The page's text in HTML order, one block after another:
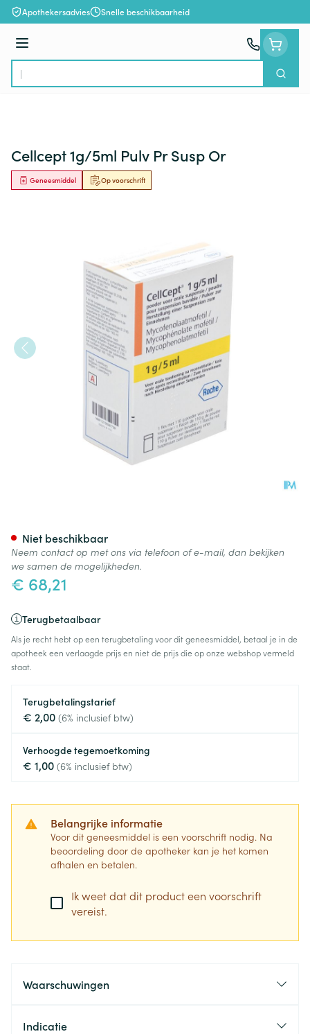
Ga naar de inhoud
Apothekersadvies Snelle beschikbaarheid
Menu
Product, merk, categorie...
Zoek
Cellcept 1g/5ml Pulv Pr Susp Or
Op voorschrift
Geneesmiddel
€ 68,21
Terugbetaalbaar
Als je recht hebt op een terugbetaling voor dit geneesmiddel, betaal je in de
apotheek een verlaagde prijs en niet de prijs die op onze webshop vermeld
staat.
Terugbetalingstarief
€ 2,00 (6% inclusief btw)
Verhoogde tegemoetkoming
€ 1,00 (6% inclusief btw)
Belangrijke informatie
Voor dit geneesmiddel is een voorschrift nodig. Na
beoordeling door de apotheker kan je het komen
afhalen en betalen.
Ik weet dat dit product een voorschrift
vereist.
Niet beschikbaar
Neem contact op met ons via telefoon of e-mail, dan bekijken
we samen de mogelijkheden.
Waarschuwingen
Indicatie